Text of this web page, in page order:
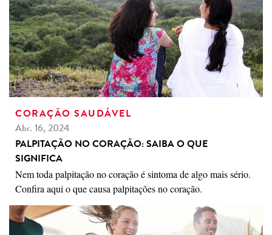
CORAÇÃO SAUDÁVEL
Abr. 16, 2024
PALPITAÇÃO NO CORAÇÃO: SAIBA O QUE
SIGNIFICA
Nem toda palpitação no coração é sintoma de algo mais sério.
Confira aqui o que causa palpitações no coração.